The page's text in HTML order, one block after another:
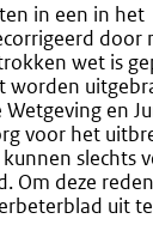
in een in het
door
wet is
worden
en
voor het
slechts
Om deze
uit te